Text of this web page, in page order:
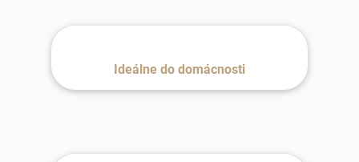
Ideálne do domácnosti